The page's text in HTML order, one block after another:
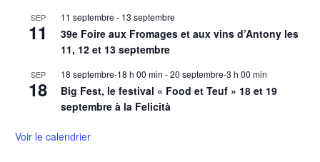
SEP
11
11 septembre - 13 septembre
39e Foire aux Fromages et aux vins d’Antony les
11, 12 et 13 septembre
SEP
18
18 septembre-18 h 00 min -20 septembre-3 h 00 min
Big Fest, le festival « Food et Teuf » 18 et 19
septembre à la Felicità
Voir le calendrier